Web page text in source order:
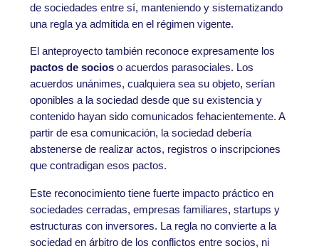
de sociedades entre sí, manteniendo y sistematizando
una regla ya admitida en el régimen vigente.
El anteproyecto también reconoce expresamente los
pactos de socioso acuerdos parasociales. Los
acuerdos unánimes, cualquiera sea su objeto, serían
oponibles a la sociedad desde que su existencia y
contenido hayan sido comunicados fehacientemente. A
partir de esa comunicación, la sociedad debería
abstenerse de realizar actos, registros o inscripciones
que contradigan esos pactos.
Este reconocimiento tiene fuerte impacto práctico en
sociedades cerradas, empresas familiares, startups y
estructuras con inversores. La regla no convierte a la
sociedad en árbitro de los conflictos entre socios, ni